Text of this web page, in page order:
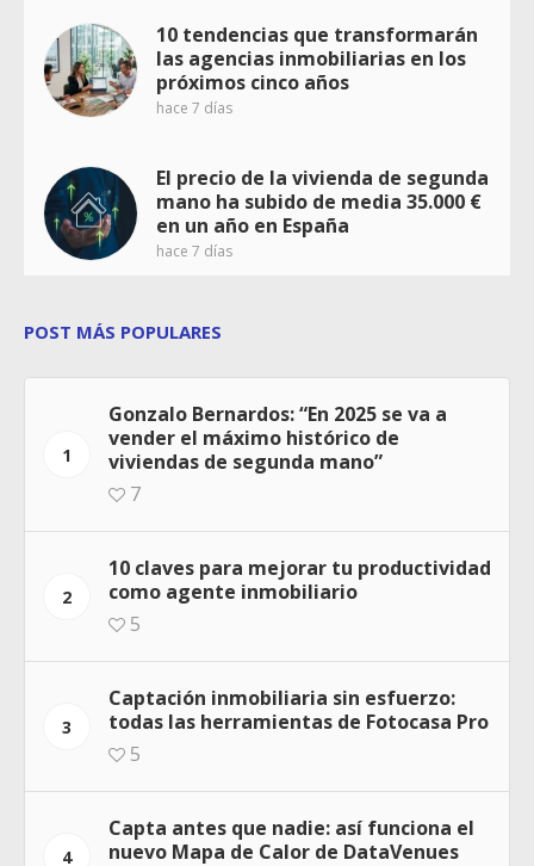
10 tendencias que transformarán
las agencias inmobiliarias en los
próximos cinco años
hace 7 días
El precio de la vivienda de segunda
mano ha subido de media 35.000 €
en un año en España
hace 7 días
POST MÁS POPULARES
1
Gonzalo Bernardos: “En 2025 se va a
vender el máximo histórico de
viviendas de segunda mano”
7
2
10 claves para mejorar tu productividad
como agente inmobiliario
5
3
Captación inmobiliaria sin esfuerzo:
todas las herramientas de Fotocasa Pro
5
4
Capta antes que nadie: así funciona el
nuevo Mapa de Calor de DataVenues